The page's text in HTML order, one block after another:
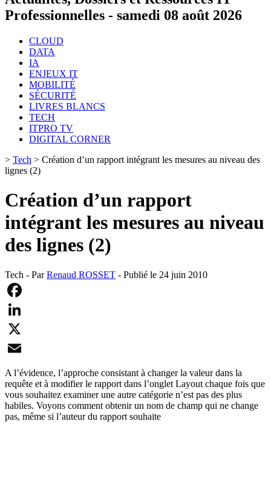
Professionnelles - samedi 08 août 2026
CLOUD
DATA
IA
ENJEUX IT
MOBILITÉ
SÉCURITÉ
LIVRES BLANCS
TECH
ITPRO TV
DIGITAL CORNER
> Tech > Création d’un rapport intégrant les mesures au niveau des
lignes (2)
Création d’un rapport
intégrant les mesures au niveau
des lignes (2)
Tech - ParRenaud ROSSET - Publié le 24 juin 2010
Facebook
LinkedIn
X
Email
A l’évidence, l’approche consistant à changer la valeur dans la
requête et à modifier le rapport dans l’onglet Layout chaque fois que
vous souhaitez examiner une autre catégorie n’est pas des plus
habiles. Voyons comment obtenir un nom de champ qui ne change
pas, même si l’auteur du rapport souhaite